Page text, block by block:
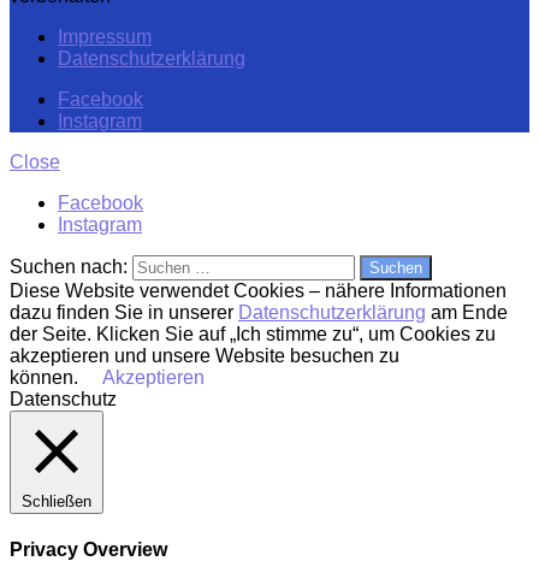
Impressum
Datenschutzerklärung
Facebook
Instagram
Close
Facebook
Instagram
Suchen nach:
Diese Website verwendet Cookies – nähere Informationen
dazu finden Sie in unserer Datenschutzerklärung am Ende
der Seite. Klicken Sie auf „Ich stimme zu“, um Cookies zu
akzeptieren und unsere Website besuchen zu
können.
Akzeptieren
Datenschutz
Schließen
Privacy Overview